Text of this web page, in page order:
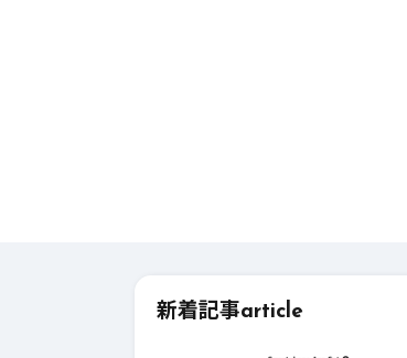
新着記事article